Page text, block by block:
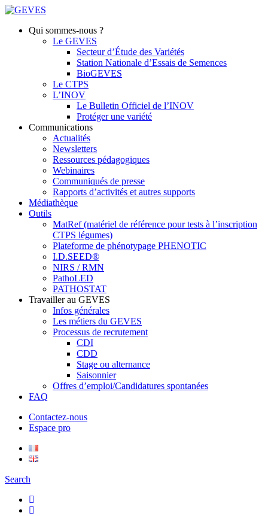
Qui sommes-nous ?
Le GEVES
Secteur d’Étude des Variétés
Station Nationale d’Essais de Semences
BioGEVES
Le CTPS
L’INOV
Le Bulletin Officiel de l’INOV
Protéger une variété
Communications
Actualités
Newsletters
Ressources pédagogiques
Webinaires
Communiqués de presse
Rapports d’activités et autres supports
Médiathèque
Outils
MatRef (matériel de référence pour tests à l’inscription
CTPS légumes)
Plateforme de phénotypage PHENOTIC
I.D.SEED®
NIRS / RMN
PathoLED
PATHOSTAT
Travailler au GEVES
Infos générales
Les métiers du GEVES
Processus de recrutement
CDI
CDD
Stage ou alternance
Saisonnier
Offres d’emploi/Candidatures spontanées
FAQ
Contactez-nous
Espace pro
Search